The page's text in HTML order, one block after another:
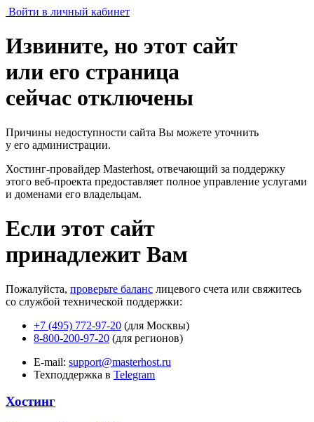
Войти в личный кабинет
Извините, но этот сайт
или его страница
сейчас отключены
Причины недоступности сайта Вы можете уточнить
у его администрации.
Хостинг-провайдер Masterhost, отвечающий за поддержку
этого веб-проекта предоставляет полное управление услугами
и доменами его владельцам.
Если этот сайт
принадлежит Вам
Пожалуйста, проверьте баланс лицевого счета или свяжитесь
со службой технической поддержки:
+7 (495) 772-97-20 (для Москвы)
8-800-200-97-20 (для регионов)
E-mail: support@masterhost.ru
Техподдержка в Telegram
Хостинг